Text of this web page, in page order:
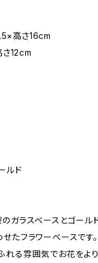
高さ16cm
12cm
ルド
ガラスベースとゴール
たフラワーベースです。
る雰囲気でお花をより